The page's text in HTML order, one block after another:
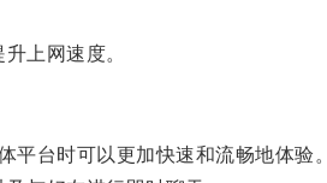
上网速度。
台时可以更加快速和流畅地体验。